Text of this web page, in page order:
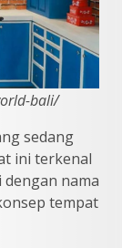
bali/
sedang
ini terkenal
nama
tempat